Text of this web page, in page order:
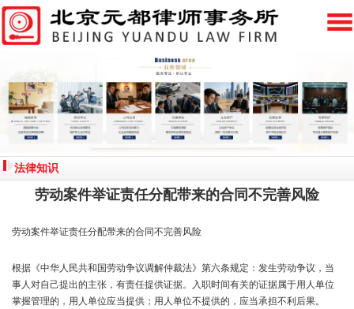
法律知识
劳动案件举证责任分配带来的合同不完善风险
劳动案件举证责任分配带来的合同不完善风险
根据《中华人民共和国劳动争议调解仲裁法》第六条规定：发生劳动争议，当
事人对自己提出的主张，有责任提供证据。入职时间有关的证据属于用人单位
掌握管理的，用人单位应当提供；用人单位不提供的，应当承担不利后果。